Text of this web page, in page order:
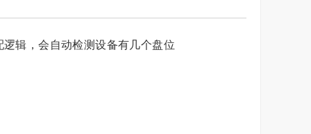
辑，会自动检测设备有几个盘位